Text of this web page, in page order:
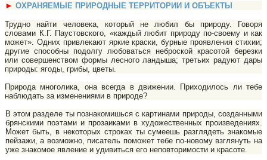
► ОХРАНЯЕМЫЕ ПРИРОДНЫЕ ТЕРРИТОРИИ И ОБЪЕКТЫ
Трудно найти человека, который не любил бы природу. Говоря
словами К.Г. Паустовского, «каждый любит природу по-своему и как
может». Одних привлекают яркие краски, бурные проявления стихии;
другие способны по­долгу любоваться неброской красотой березки
или совершенством формы лесного ландыша; третьих радуют дары
природы: ягоды, грибы, цветы.
Природа многолика, она всегда в движении. Приходилось ли тебе
наблю­дать за изменениями в природе?
В этом разделе ты познакомишься с картинами природы, созданными
брянскими поэтами и прозаиками в художественных произведениях.
Может быть, в некоторых строках ты сумеешь разглядеть знакомые
пейзажи, а воз­можно, писатель поможет тебе по-новому взглянуть на
уже знакомое явление и удивиться его неповторимости и красоте.